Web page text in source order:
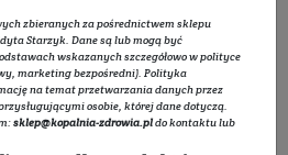
450 zł
zbieranych za pośrednictwem sklepu
Starzyk. Dane są lub mogą być
wskazanych szczegółowo wpolityce
marketing bezpośredni). Polityka
na temat przetwarzania danych przez
osobie, której dane dotyczą.
sklep@kopalnia-zdrowia.pldo kontaktu lub